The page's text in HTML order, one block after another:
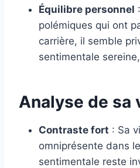
Équilibre personnel
polémiques qui ont
carrière, il semble
sentimentale
Analyse de sa
Contraste fort : Sa
omniprésente dans
sentimentale reste